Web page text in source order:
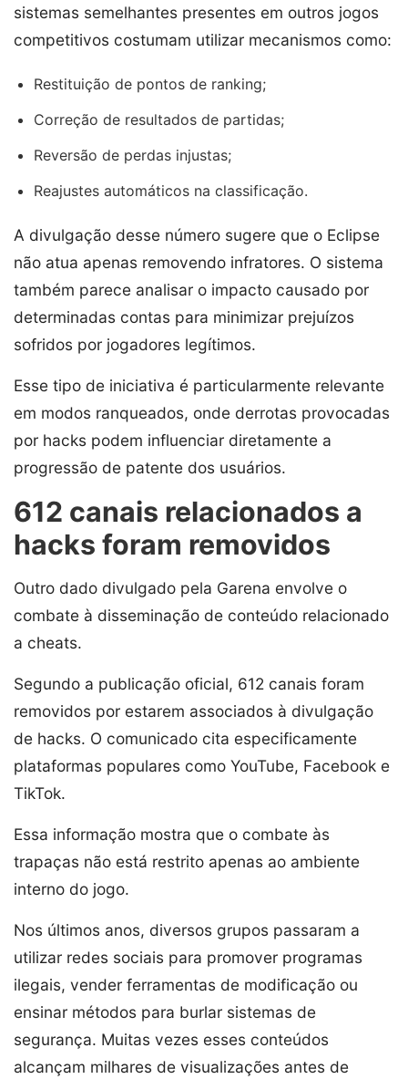
sistemas semelhantes presentes em outros jogos
competitivos costumam utilizar mecanismos como:
Restituição de pontos de ranking;
Correção de resultados de partidas;
Reversão de perdas injustas;
Reajustes automáticos na classificação.
A divulgação desse número sugere que o Eclipse
não atua apenas removendo infratores. O sistema
também parece analisar o impacto causado por
determinadas contas para minimizar prejuízos
sofridos por jogadores legítimos.
Esse tipo de iniciativa é particularmente relevante
em modos ranqueados, onde derrotas provocadas
por hacks podem influenciar diretamente a
progressão de patente dos usuários.
612 canais relacionados a
hacks foram removidos
Outro dado divulgado pela Garena envolve o
combate à disseminação de conteúdo relacionado
a cheats.
Segundo a publicação oficial, 612 canais foram
removidos por estarem associados à divulgação
de hacks. O comunicado cita especificamente
plataformas populares como YouTube, Facebook e
TikTok.
Essa informação mostra que o combate às
trapaças não está restrito apenas ao ambiente
interno do jogo.
Nos últimos anos, diversos grupos passaram a
utilizar redes sociais para promover programas
ilegais, vender ferramentas de modificação ou
ensinar métodos para burlar sistemas de
segurança. Muitas vezes esses conteúdos
alcançam milhares de visualizações antes de